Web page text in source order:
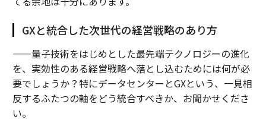
GXと統合した次世代の経営戦略のあり方
——量子技術をはじめとした最先端テクノロジーの進化
を、実効性のある経営戦略へ落とし込むためには何が必
要でしょうか？特にデータセンターとGXという、一見相
反するふたつの軸をどう統合すべきか、お聞かせくださ
い。